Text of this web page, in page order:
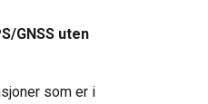
GNSS uten
som er i